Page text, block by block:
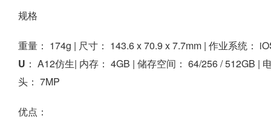
规格
重量： 174g | 尺寸： 143.6 x 70.9 x 7.7mm | 作业系统：
U： A12仿生| 内存： 4GB | 储存空间： 64/256 / 512GB |
头： 7MP
优点：